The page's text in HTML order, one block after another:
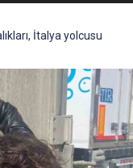
İtalya yolcusu